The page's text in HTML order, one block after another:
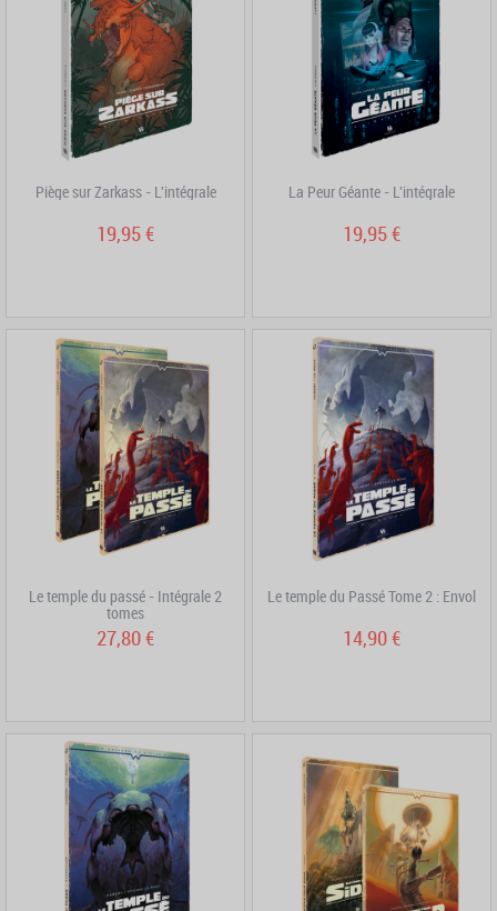
Piège sur Zarkass - L'intégrale
19,95 €
La Peur Géante - L'intégrale
19,95 €
Le temple du passé - Intégrale 2
tomes
27,80 €
Le temple du Passé Tome 2 : Envol
14,90 €